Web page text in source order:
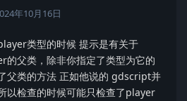
年10月16日
类型的时候 提示是有关于
父类，除非你指定了类型为它的
父类的方法 正如他说的 gdscript并
以检查的时候可能只检查了player